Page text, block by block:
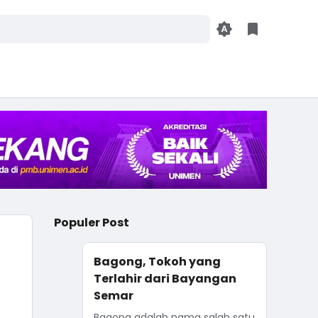
Populer Post
Bagong, Tokoh yang
Terlahir dari Bayangan
Semar